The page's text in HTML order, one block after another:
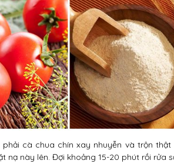
cà chua chín xay nhuyễn và trộn thật
nạ này lên. Đợi khoảng 15-20 phút rồi rửa